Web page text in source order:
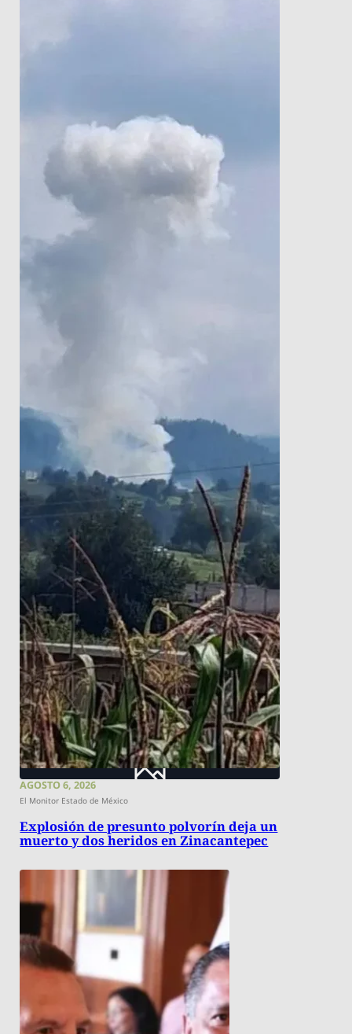
AGOSTO 6, 2026
El Monitor Estado de México
Explosión de presunto polvorín deja un
muerto y dos heridos en Zinacantepec